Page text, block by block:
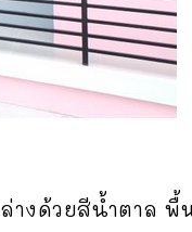
างด้วยสีน้ำตาล